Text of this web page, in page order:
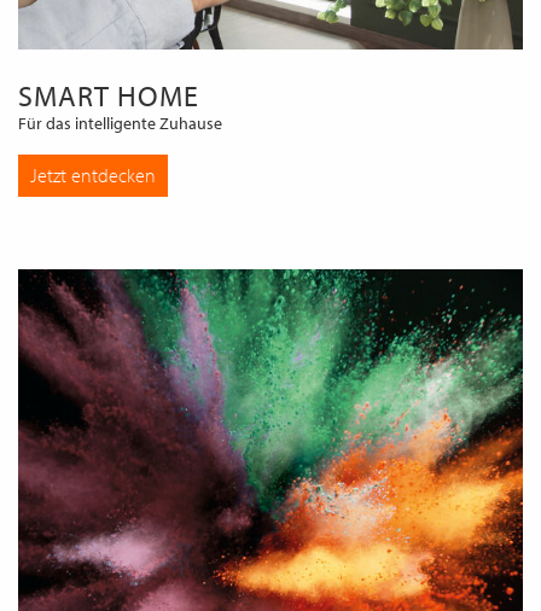
SMART HOME
Für das intelligente Zuhause
Jetzt entdecken